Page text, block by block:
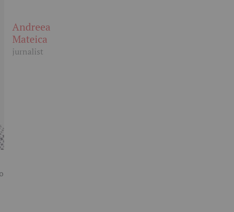
Andreea
Mateica
jurnalist